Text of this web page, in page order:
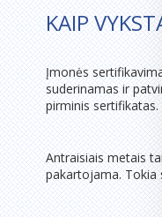
KAIP
Įmonės
suderinamas ir
pirminis sertifikatas.
Antraisiais metais
pakartojama. Tokia